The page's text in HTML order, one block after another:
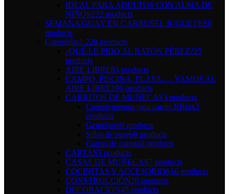
IDEAL PARA ADULTOS CON ALMA DE
NIÑOS222 products
SEMANA GUAY EN CARRUSEL JUGUETES0
products
Categorías1.228 products
¿QUÉ LE PIDO AL RATÓN PÉREZ?25
products
AIRE LIBRE85 products
CAMPO, PISCINA, PLAYA…. VAMOS AL
AIRE LIBRE106 products
CARRITOS DE MUÑECAS3 products
Complementos para carros BBlux3
products
Gemelares0 products
Sillas de paseo0 products
Carros de capota0 products
CARTAS5 products
CASAS DE MUÑECAS7 products
COCINITAS Y ACCESORIOS16 products
CONSTRUCCIÓN20 products
DECORACIÓN45 products